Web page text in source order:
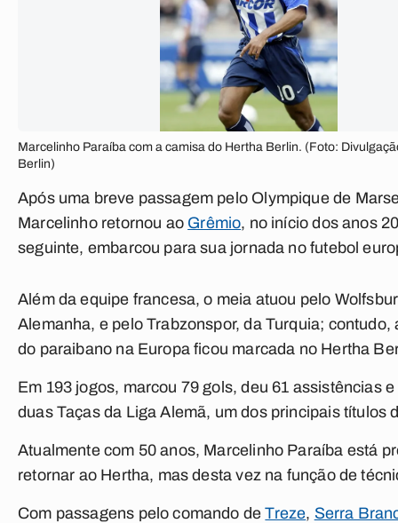
Marcelinho Paraíba com a camisa do Hertha Berlin. (Foto:
Berlin)
Após uma breve passagem pelo Olympique de
Marcelinho retornou ao Grêmio, no início dos anos
seguinte, embarcou para sua jornada no futebol
Além da equipe francesa, o meia atuou pelo
Alemanha, e pelo Trabzonspor, da Turquia; contudo,
do paraibano na Europa ficou marcada no Hertha
Em 193 jogos, marcou 79 gols, deu 61 assistências
duas Taças da Liga Alemã, um dos principais títulos
Atualmente com 50 anos, Marcelinho Paraíba está
retornar ao Hertha, mas desta vez na função de
Com passagens pelo comando deTreze, Serra